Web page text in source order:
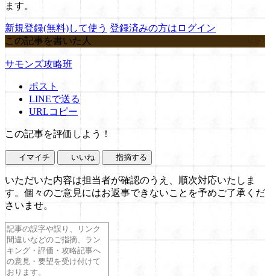
ます。
新規登録(無料)して使う 登録済みの方はログイン
この記事を書いた人
サモンズ攻略班
ポスト
LINEで送る
URLコピー
この記事を評価しよう！
イマイチ いいね 指摘する
いただいた内容は担当者が確認のうえ、順次対応いたしま
す。個々のご意見にはお返事できないことを予めご了承くだ
さいませ。